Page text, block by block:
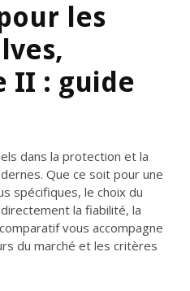
les
II : guide
dans la protection et la
Que ce soit pour une
spécifiques, le choix du
la fiabilité, la
vous accompagne
du marché et les critères